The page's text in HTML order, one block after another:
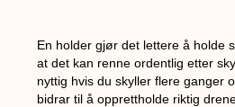
En holder gjør det lettere å holde
at det kan renne ordentlig etter
nyttig hvis du skyller flere ganger
bidrar til å opprettholde riktig